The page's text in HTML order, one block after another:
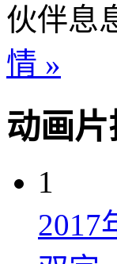
伙伴息
情 »
动画片
1
2017